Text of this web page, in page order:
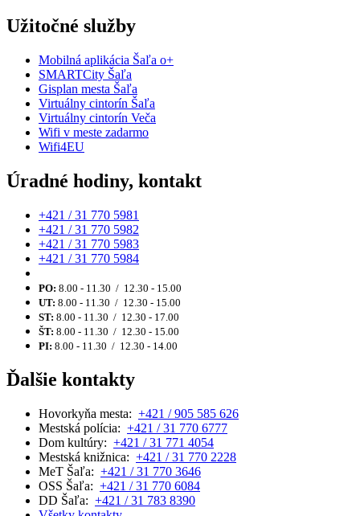
Užitočné služby
Mobilná aplikácia Šaľa o+
SMARTCity Šaľa
Gisplan mesta Šaľa
Virtuálny cintorín Šaľa
Virtuálny cintorín Veča
Wifi v meste zadarmo
Wifi4EU
Úradné hodiny, kontakt
+421 / 31 770 5981
+421 / 31 770 5982
+421 / 31 770 5983
+421 / 31 770 5984
PO: 8.00 - 11.30 / 12.30 - 15.00
UT: 8.00 - 11.30 / 12.30 - 15.00
ST: 8.00 - 11.30 / 12.30 - 17.00
ŠT: 8.00 - 11.30 / 12.30 - 15.00
PI: 8.00 - 11.30 / 12.30 - 14.00
Ďalšie kontakty
Hovorkyňa mesta: +421 / 905 585 626
Mestská polícia: +421 / 31 770 6777
Dom kultúry: +421 / 31 771 4054
Mestská knižnica: +421 / 31 770 2228
MeT Šaľa: +421 / 31 770 3646
OSS Šaľa: +421 / 31 770 6084
DD Šaľa: +421 / 31 783 8390